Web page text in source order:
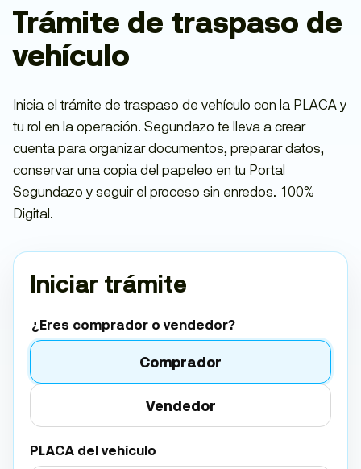
Trámite de traspaso de
vehículo
Inicia el trámite de traspaso de vehículo con la PLACA y
tu rol en la operación. Segundazo te lleva a crear
cuenta para organizar documentos, preparar datos,
conservar una copia del papeleo en tu Portal
Segundazo y seguir el proceso sin enredos. 100%
Digital.
Iniciar trámite
¿Eres comprador o vendedor?
Comprador
Vendedor
PLACA del vehículo